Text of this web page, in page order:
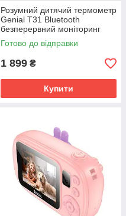
Розумний дитячий термометр
Genial T31 Bluetooth
безперервний моніторинг
температури (Білий)
Готово до відправки
1 899 ₴
Купити